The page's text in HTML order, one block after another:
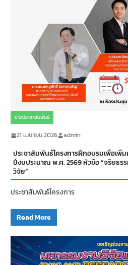
ข่าวประชาสัมพันธ์
21 เมษายน 2026 admin
ประชาสัมพันธ์โครงการฝึกอบรมเพื่อเพิ่
ปีงบประมาณ พ.ศ. 2569 หัวข้อ “จริยธร
วิจัย”
ประชาสัมพันธ์โครงการ
Read More